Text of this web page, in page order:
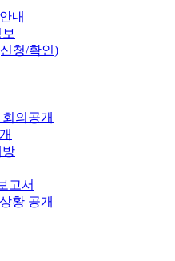
내
청/확인)
의공개
방
고서
황 공개